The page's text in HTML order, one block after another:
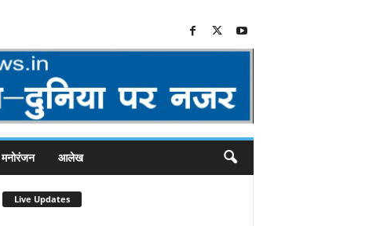
मनोरंजन आलेख
Live Updates